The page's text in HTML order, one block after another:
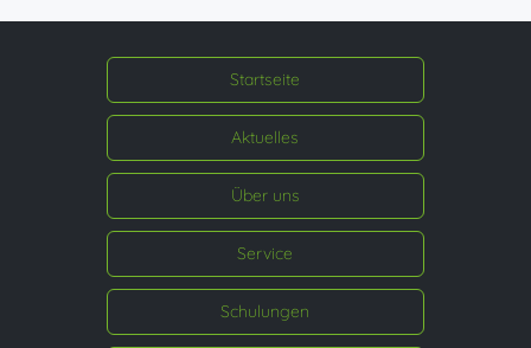
Startseite
Aktuelles
Über uns
Service
Schulungen